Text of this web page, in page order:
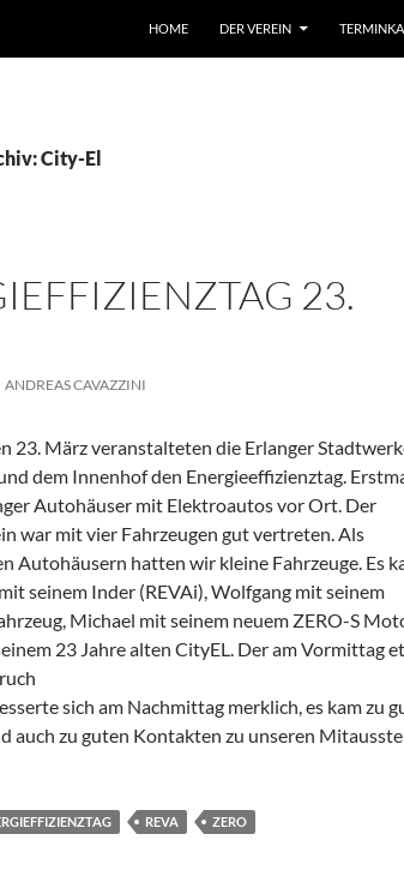
HOME DER VEREIN
City-El
23.
ANDREAS CAVAZZINI
23. März veranstalteten die Erlanger
dem Innenhof den Energieeffizienztag.
Autohäuser mit Elektroautos vor Ort. Der
war mit vier Fahrzeugen gut vertreten. Als
Autohäusern hatten wir kleine Fahrzeuge. Es
seinem Inder (REVAi), Wolfgang mit seinem
Michael mit seinem neuem ZERO-S
23 Jahre alten CityEL. Der am Vormittag
sich am Nachmittag merklich, es kam zu
auch zu guten Kontakten zu unseren
REVA ZERO